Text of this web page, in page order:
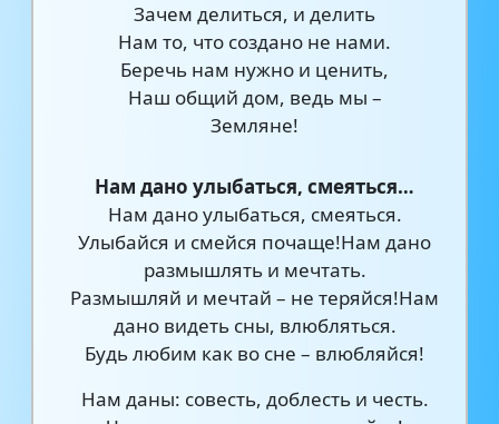
Зачем делиться, и делить
Нам то, что создано не нами.
Беречь нам нужно и ценить,
Наш общий дом, ведь мы –
Земляне!
Нам дано улыбаться, смеяться…
Нам дано улыбаться, смеяться.
Улыбайся и смейся почаще!Нам дано
размышлять и мечтать.
Размышляй и мечтай – не теряйся!Нам
дано видеть сны, влюбляться.
Будь любим как во сне – влюбляйся!
Нам даны: совесть, доблесть и честь.